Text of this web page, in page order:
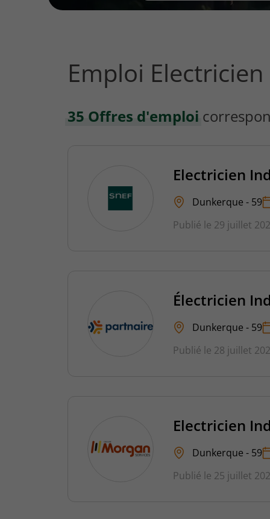
vous
Emploi
35 Offres d'emploi
Electricien
Dunkerque - 59
Publié le 29 juillet
Électricien
Dunkerque - 59
Publié le 28 juillet
Electricien
Dunkerque - 59
Publié le 25 juillet